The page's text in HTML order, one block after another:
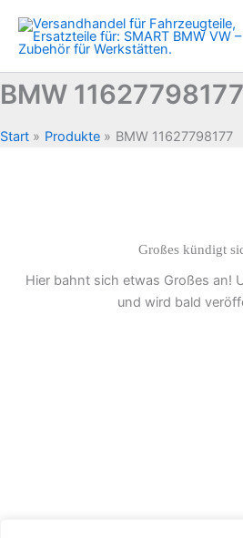
Inhalt
springen
BMW 11627798177
Start Produkte BMW 11627798177
Großes kündigt
Hier bahnt sich etwas Großes an!
und wird bald